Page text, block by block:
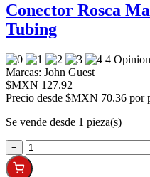
Conector Rosca
Tubing
4
Marcas: John Guest
$MXN 127.92
Precio desde $MXN 70.36 por
Se vende desde 1 pieza(s)
−